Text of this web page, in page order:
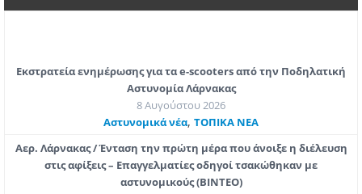
Εκστρατεία ενημέρωσης για τα e-scooters από την Ποδηλατική
Αστυνομία Λάρνακας
8 Αυγούστου 2026
Aστυνομικά νέα, ΤΟΠΙΚΑ ΝΕΑ
Αερ. Λάρνακας / Ένταση την πρώτη μέρα που άνοιξε η διέλευση
στις αφίξεις – Επαγγελματίες οδηγοί τσακώθηκαν με
αστυνομικούς (ΒΙΝΤΕΟ)